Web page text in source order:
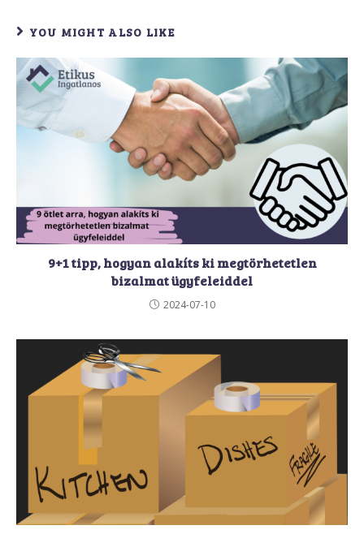
YOU MIGHT ALSO LIKE
9+1 tipp, hogyan alakíts ki megtörhetetlen
bizalmat ügyfeleiddel
2024-07-10